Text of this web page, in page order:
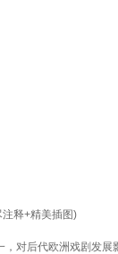
释+精美插图)
对后代欧洲戏剧发